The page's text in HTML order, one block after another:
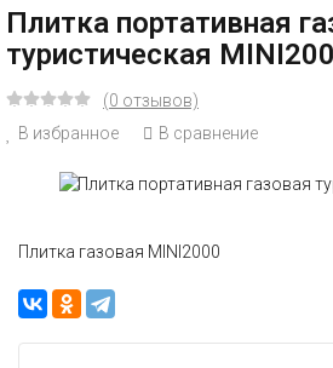
Плитка портативная
туристическая
(0 отзывов)
В избранное
В сравнение
Плитка газовая MINI2000